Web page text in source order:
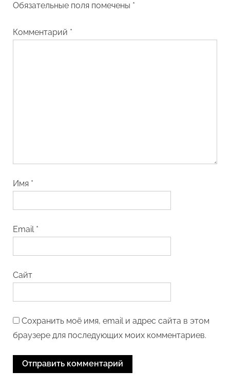
Обязательные поля помечены *
Комментарий *
Имя *
Email *
Сайт
Сохранить моё имя, email и адрес сайта в этом
браузере для последующих моих комментариев.